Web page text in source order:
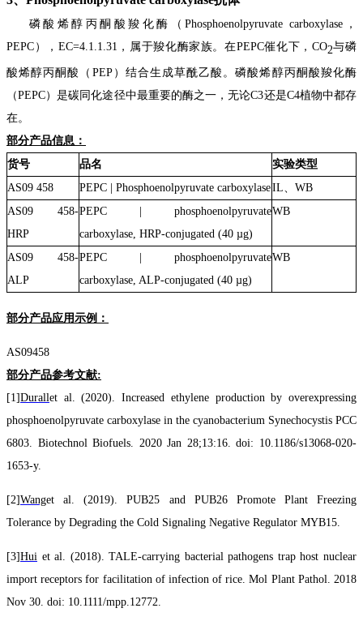
磷酸烯醇丙酮酸羧化酶（Phosphoenolpyruvate carboxylase，
PEPC），EC=4.1.1.31，属于羧化酶家族。在PEPC催化下， CO2与磷
酸烯醇丙酮酸（PEP）结合生成草酰乙酸。磷酸烯醇丙酮酸羧化酶
（PEPC）是碳同化途径中最重要的酶之一，无论C3还是C4植物中都存
在。
部分产品信息：
货号
品名
实验类型
AS09 458
PEPC | Phosphoenolpyruvate carboxylaseIL、WB
AS09 458-
HRP
PEPC | phosphoenolpyruvate
carboxylase, HRP-conjugated (40 µg)
WB
AS09 458-
ALP
PEPC | phosphoenolpyruvate
carboxylase, ALP-conjugated (40 µg)
WB
部分产品应用示例：
AS09458
部分产品参考文献:
[1]Durallet al. (2020). Increased ethylene production by overexpressing
phosphoenolpyruvate carboxylase in the cyanobacterium Synechocystis PCC
6803. Biotechnol Biofuels. 2020 Jan 28;13:16. doi: 10.1186/s13068-020-
1653-y.
[2]Wanget al. (2019). PUB25 and PUB26 Promote Plant Freezing
Tolerance by Degrading the Cold Signaling Negative Regulator MYB15.
[3]Hui et al. (2018). TALE-carrying bacterial pathogens trap host nuclear
import receptors for facilitation of infection of rice. Mol Plant Pathol. 2018
Nov 30. doi: 10.1111/mpp.12772.